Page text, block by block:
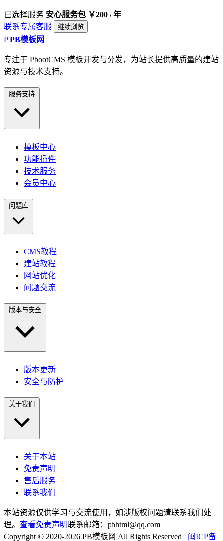
已选择服务 安心服务包 ￥200 / 年
联系专属客服
继续浏览
P PB模板网
专注于 PbootCMS 模板开发与分发，为站长提供高质量的建站
资源与技术支持。
服务支持
模板中心
功能插件
技术服务
会员中心
问题库
CMS教程
建站教程
网站优化
问题交流
版本与安全
版本更新
安全与防护
关于我们
关于本站
免责声明
售后服务
联系我们
本站资源仅供学习与交流使用，如涉版权问题请联系我们处
理。 查看免责声明联系邮箱：pbhtml@qq.com
Copyright © 2020-2026 PB模板网 All Rights Reserved 闽ICP备